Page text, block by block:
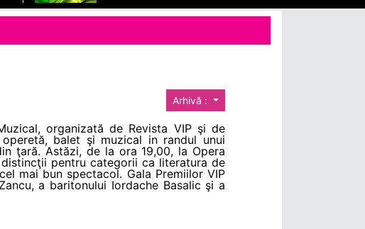
Arhivă :
organizată de Revista VIP şi de
balet şi muzical in randul unui
ţară. Astăzi, de la ora 19,00, la Opera
pentru categorii ca literatura de
mai bun spectacol. Gala Premiilor VIP
a baritonului Iordache Basalic şi a